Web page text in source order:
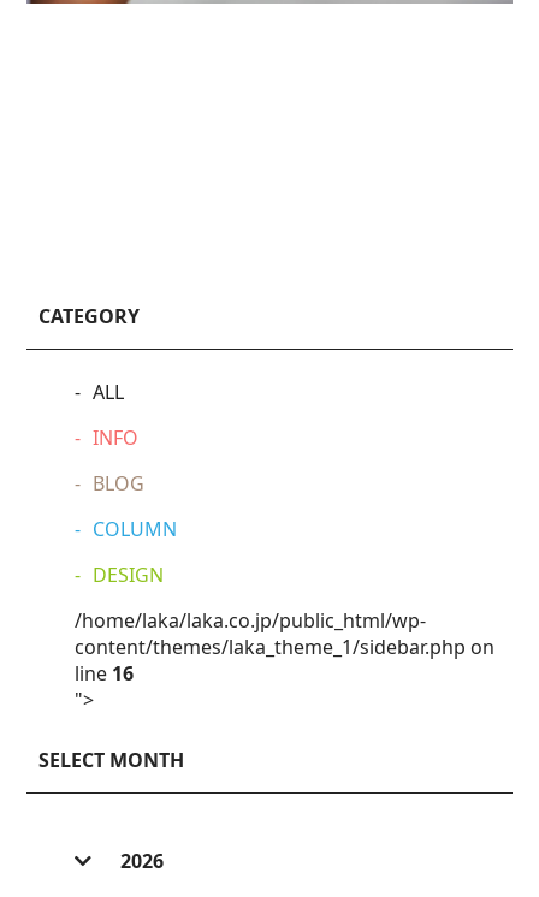
CATEGORY
ALL
INFO
BLOG
COLUMN
DESIGN
/home/laka/laka.co.jp/public_html/wp-
content/themes/laka_theme_1/sidebar.php on
line 16
">
SELECT MONTH
2026